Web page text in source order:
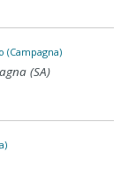
(Campagna)
(SA)